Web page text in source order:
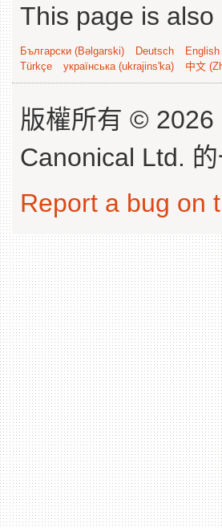
This page is
Български (Bəlgarski) Deutsch English
Türkçe
українська (ukrajins'ka) 中文
版權所有 © 2026
Canonical Ltd. 的
Report a bug on